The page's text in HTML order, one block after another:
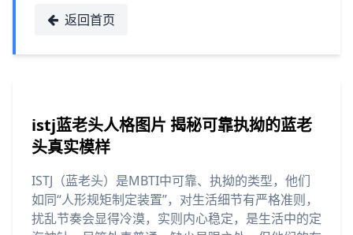
返回首页
istj蓝老头人格图片 揭秘可靠执拗的蓝老
头真实模样
ISTJ（蓝老头）是MBTI中可靠、执拗的类型，他们
如同“人形规矩制定装置”，对生活细节有严格准则，
扰乱节奏会显得冷漠，实则内心稳定，是生活中的定